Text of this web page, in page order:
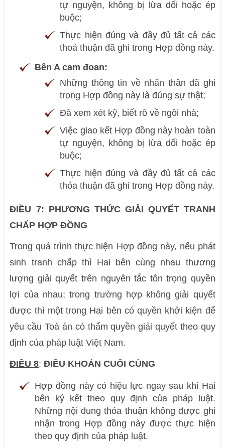
tự nguyện, không bị lừa dối hoặc ép
buộc;
Thực hiện đúng và đầy đủ tất cả các
thoả thuận đã ghi trong Hợp đồng này.
Bên A cam đoan:
Những thông tin về nhân thân đã ghi
trong Hợp đồng này là đúng sự thật;
Đã xem xét kỹ, biết rõ về ngôi nhà;
Việc giao kết Hợp đồng này hoàn toàn
tự nguyện, không bị lừa dối hoặc ép
buộc;
Thực hiện đúng và đầy đủ tất cả các
thỏa thuận đã ghi trong Hợp đồng này.
ĐIỀU 7: PHƯƠNG THỨC GIẢI QUYẾT TRANH
CHẤP HỢP ĐỒNG
Trong quá trình thực hiện Hợp đồng này, nếu phát
sinh tranh chấp thì Hai bên cùng nhau thương
lượng giải quyết trên nguyên tắc tôn trọng quyền
lợi của nhau; trong trường hợp không giải quyết
được thì một trong Hai bên có quyền khởi kiện để
yêu cầu Toà án có thẩm quyền giải quyết theo quy
định của pháp luật Việt Nam.
ĐIỀU8: ĐIỀU KHOẢN CUỐI CÙNG
Hợp đồng này có hiệu lực ngay sau khi Hai
bên ký kết theo quy định của pháp luật.
Những nội dung thỏa thuận không được ghi
nhận trong Hợp đồng này được thực hiện
theo quy định của pháp luật.